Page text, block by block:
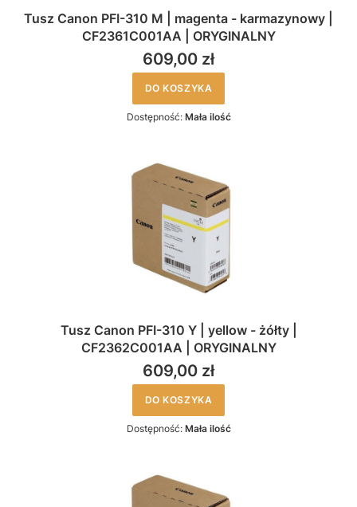
Tusz Canon PFI-310 M | magenta - karmazynowy |
CF2361C001AA | ORYGINALNY
609,00 zł
DO KOSZYKA
Dostępność: Mała ilość
Tusz Canon PFI-310 Y | yellow - żółty |
CF2362C001AA | ORYGINALNY
609,00 zł
DO KOSZYKA
Dostępność: Mała ilość